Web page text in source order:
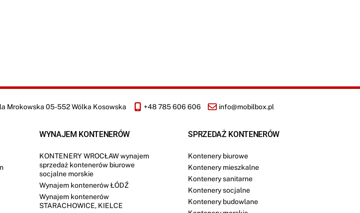
Mrokowska 05-552 Wólka Kosowska +48 785 606 606 info@mobilbox.pl
WYNAJEM KONTENERÓW
KONTENERY WROCŁAW wynajem
sprzedaż kontenerów biurowe
socjalne morskie
Wynajem kontenerów ŁÓDŹ
Wynajem kontenerów
STARACHOWICE, KIELCE
SPRZEDAŻ KONTENERÓW
Kontenery biurowe
Kontenery mieszkalne
Kontenery sanitarne
Kontenery socjalne
Kontenery budowlane